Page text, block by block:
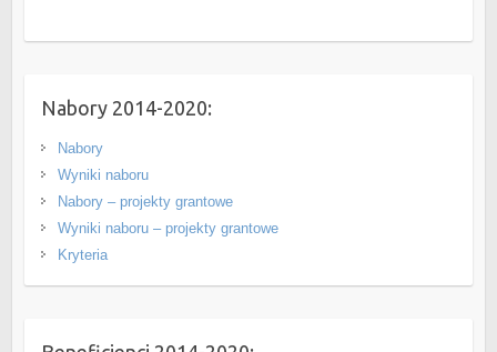
Nabory 2014-2020:
Nabory
Wyniki naboru
Nabory – projekty grantowe
Wyniki naboru – projekty grantowe
Kryteria